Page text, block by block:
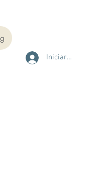
Iniciar sesión